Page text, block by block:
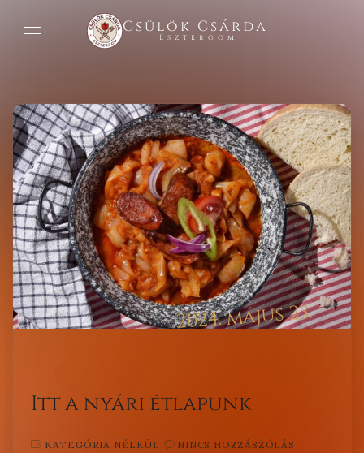
Csülök Csárda
Esztergom
2024. május 23.
Itt a nyári étlapunk
KATEGÓRIA NÉLKÜL NINCS HOZZÁSZÓLÁS